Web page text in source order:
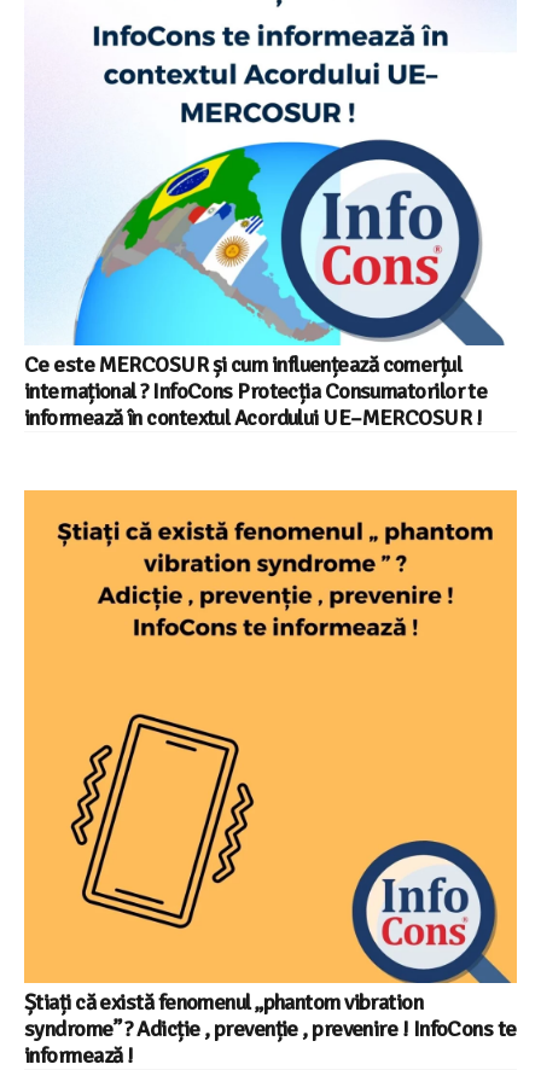
Ce este MERCOSUR și cum influențează comerțul
internațional ? InfoCons Protecția Consumatorilor te
informează în contextul Acordului UE–MERCOSUR !
Știați că există fenomenul „phantom vibration
syndrome” ? Adicție , prevenție , prevenire ! InfoCons te
informează !